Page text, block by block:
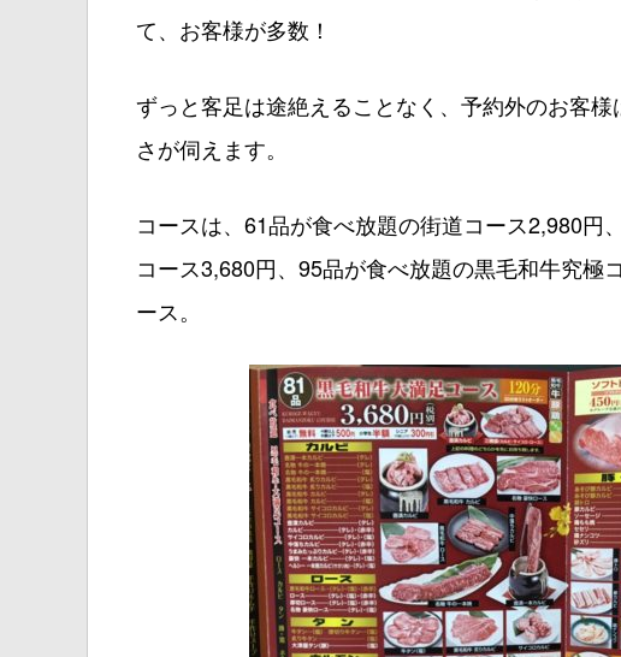
て、お客様が多数！
ずっと客足は途絶えることなく、予約外のお客
さが伺えます。
コースは、61品が食べ放題の街道コース2,980円
コース3,680円、95品が食べ放題の黒毛和牛究極
ース。